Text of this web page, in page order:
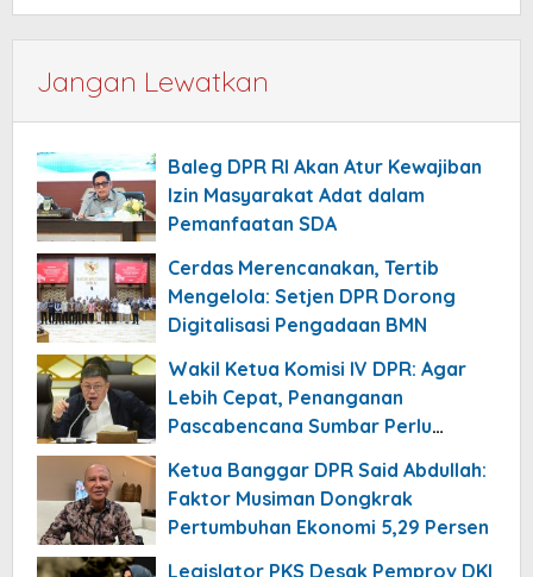
Jangan Lewatkan
Baleg DPR RI Akan Atur Kewajiban
Izin Masyarakat Adat dalam
Pemanfaatan SDA
Cerdas Merencanakan, Tertib
Mengelola: Setjen DPR Dorong
Digitalisasi Pengadaan BMN
Wakil Ketua Komisi IV DPR: Agar
Lebih Cepat, Penanganan
Pascabencana Sumbar Perlu
Ketua Banggar DPR Said Abdullah:
Faktor Musiman Dongkrak
Pertumbuhan Ekonomi 5,29 Persen
Legislator PKS Desak Pemprov DKI